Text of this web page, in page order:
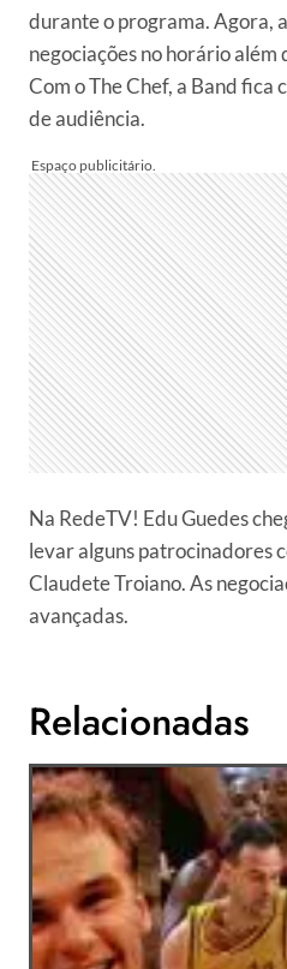
durante o programa. Agora,
negociações no horário
Com o The Chef, a Band fica
de audiência.
Na RedeTV! Edu Guedes
levar alguns patrocinadores
Claudete Troiano. As
avançadas.
Relacionadas